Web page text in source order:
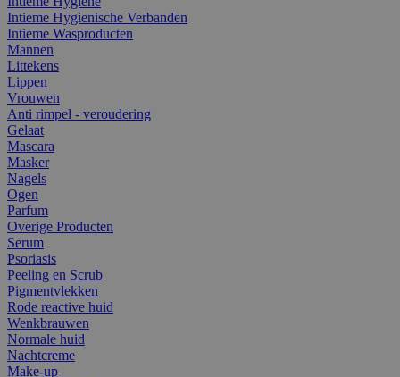
Intieme Hygienische Verbanden
Intieme Wasproducten
Mannen
Littekens
Lippen
Vrouwen
Anti rimpel - veroudering
Gelaat
Mascara
Masker
Nagels
Ogen
Parfum
Overige Producten
Serum
Psoriasis
Peeling en Scrub
Pigmentvlekken
Rode reactive huid
Wenkbrauwen
Normale huid
Nachtcreme
Make-up